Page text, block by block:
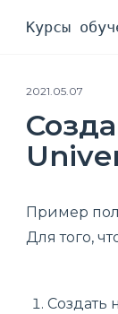
Курсы
2021.05.07
Пример
Для того,
Создать